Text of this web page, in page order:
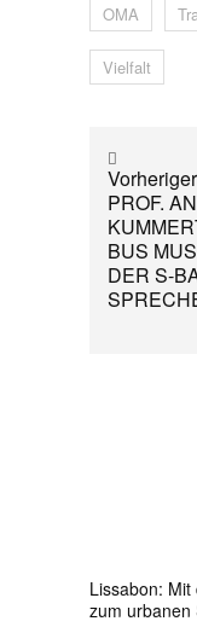
OMA
Vielfalt
PROF.
BUS
DER S-
Lissabon:
zum urbanen